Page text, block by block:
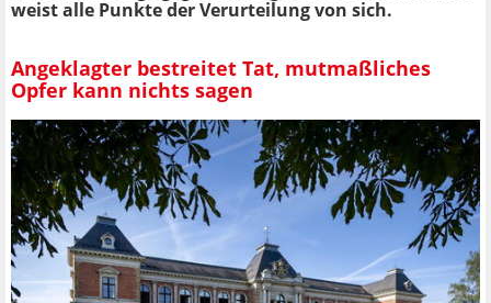
weist alle Punkte der Verurteilung von sich.
Angeklagter bestreitet Tat, mutmaßliches
Opfer kann nichts sagen